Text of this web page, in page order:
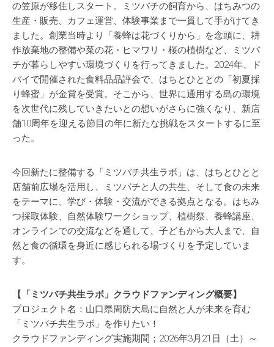
の笠原が移住しスタート。ミツバチの飼育から、はちみつの
生産・販売、カフェ運営、体験事業まで一貫して手がけてき
ました。創業当時より「養蜂は花づくりから」を念頭に、耕
作放棄地の整備や菜の花・ヒマワリ・桜の植樹など、ミツバ
チが暮らしやすい環境づくりを行ってきました。2024年、ド
バイで開催された食料品品評会で、はちとひととの「初夏採
り蜂蜜」が金賞を受賞。そこから、世界に通用する島の環境
を次世代に残していきたいとの想いがさらに強くなり、新店
舗10周年を迎える節目の年に新たな挑戦をスタートするに至
った。
今回新たに整備する「ミツバチ共生ラボ」は、はちとひとと
店舗前広場を活用し、ミツバチと人の共生、そして食の未来
をテーマに、学び・体験・交流ができる拠点となる。はちみ
つ採取体験、自然体験ワークショップ、植樹祭、養蜂講座、
オンラインでの交流などを通して、子どもから大人まで、自
然と食の循環を身近に感じられる場づくりを予定していま
す。
【「ミツバチ共生ラボ」クラウドファンディング概要】
プロジェクト名：山口県周防大島に自然と人が未来を育む
「ミツバチ共生ラボ」を作りたい！
クラウドファンディング実施期間；2026年3月21日（土）～